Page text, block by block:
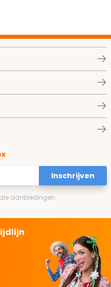
Inschrijven
aanbiedingen